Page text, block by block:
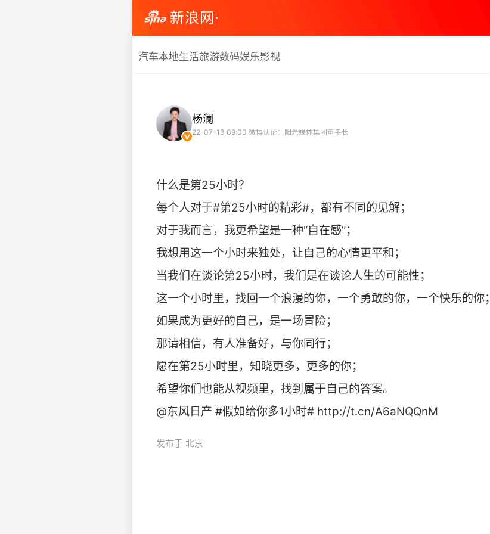
新浪网·
汽车本地生活旅游数码娱乐影视
杨澜
22-07-13 09:00 微博认证：阳光媒体集团董事长
什么是第25小时？
每个人对于#第25小时的精彩#，都有不同的见解；
对于我而言，我更希望是一种“自在感”；
我想用这一个小时来独处，让自己的心情更平和；
当我们在谈论第25小时，我们是在谈论人生的可能性；
这一个小时里，找回一个浪漫的你，一个勇敢的你，一个快乐的你；
如果成为更好的自己，是一场冒险；
那请相信，有人准备好，与你同行；
愿在第25小时里，知晓更多，更多的你；
希望你们也能从视频里，找到属于自己的答案。
@东风日产 #假如给你多1小时# http://t.cn/A6aNQQnM
发布于 北京